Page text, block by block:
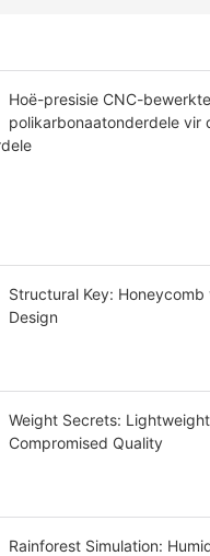
Hoë-presisie CNC-bewerkte
polikarbonaatonderdele vir
industriële pasgemaakte
Structural Key: Honeycomb
Design
Weight Secrets:
Compromised Quality
Rainforest Simulation: